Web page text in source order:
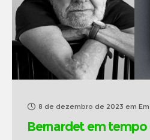
8 de dezembro de 2023 em
Bernardet em